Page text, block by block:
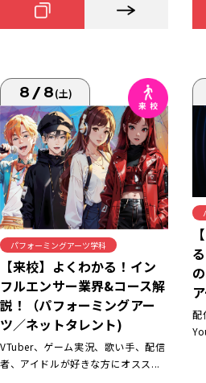
8/8(土)
パフォーミングアーツ学科
【来校】よくわかる！イン
フルエンサー業界&コース解
説！（パフォーミングアー
ツ／ネットタレント)
VTuber、ゲーム実況、歌い手、配信
者、アイドルが好きな方にオスス...
配